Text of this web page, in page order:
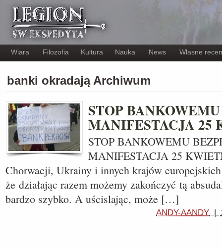
Wiara Filozofia Kultura Nauka News Własne
banki okradają Archiwum
STOP
MANIFESTACJA 25
STOP BANKOWEMU
MANIFESTACJA 25
Chorwacji, Ukrainy i innych krajów
że działając razem możemy zakończyć tą
bardzo szybko. A uścislając, może […]
ANDY-AANDY |